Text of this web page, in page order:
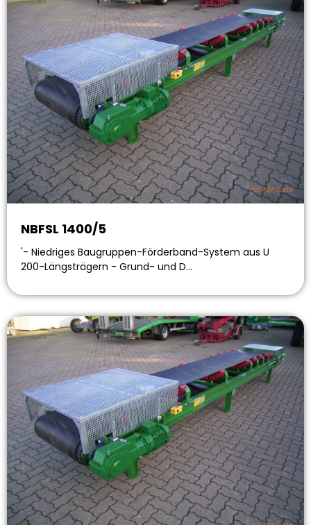
NBFSL 1400/5
'- Niedriges Baugruppen-Förderband-System aus U
200-Längsträgern - Grund- und D…